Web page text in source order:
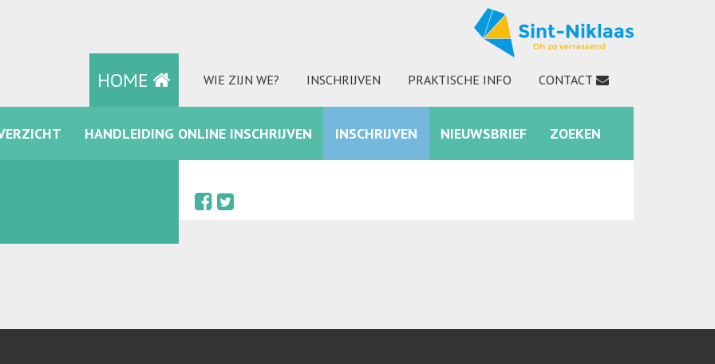
HOME WIE ZIJN WE? INSCHRIJVEN PRAKTISCHE INFO CONTACT
FACEBOOK INSTAGRAM ZOEKEN
HANDLEIDING ONLINE INSCHRIJVEN INSCHRIJVEN NIEUWSBRIEF ZOEKEN